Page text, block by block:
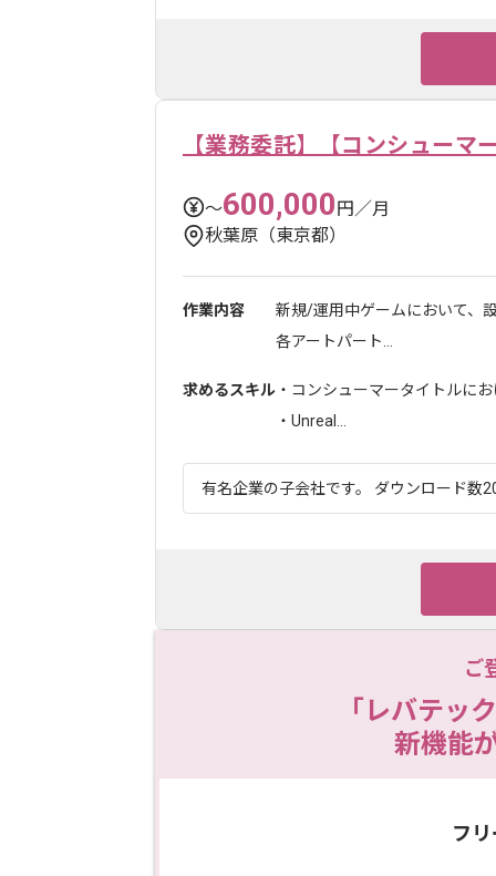
【業務委託】【コンシューマ
〜600,000円／月
秋葉原（東京都）
作業内容
新規/運用中ゲームにおいて、
各アートパート...
求めるスキル ・コンシューマータイトルに
・Unreal...
有名企業の子会社です。 ダウンロード数
ご
「レバテッ
新機能
フ